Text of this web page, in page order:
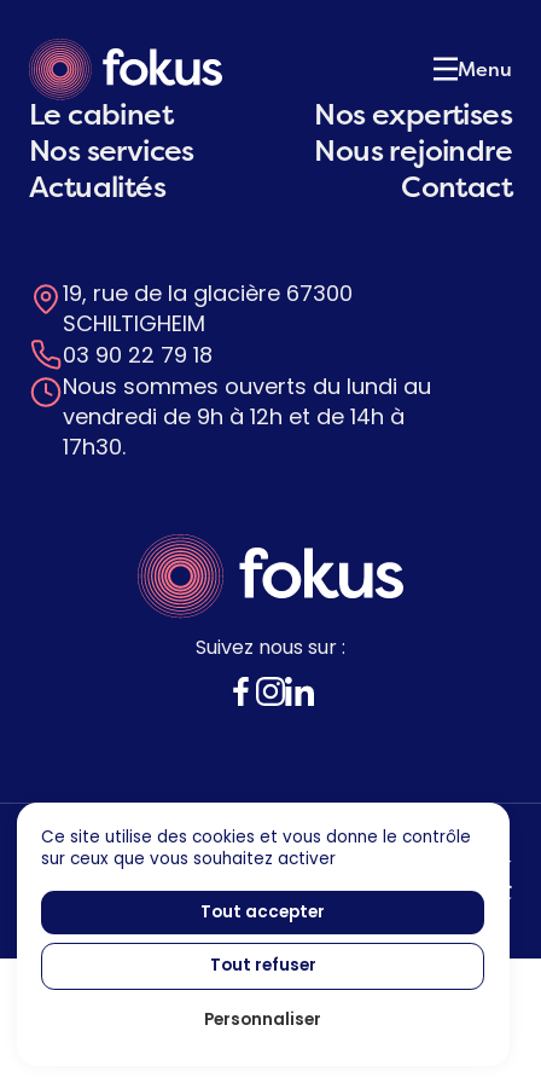
Menu
02Notre équipe
03Nos expertises
04Nos services
05 Actualités
Contactez-nous
Suivez nous sur :
19, rue de la glacière 67300
SCHILTIGHEIM
03 90 22 79 18
Nous sommes ouverts du lundi au
vendredi de 9h à 12h et de 14h à
17h30.
Le cabinet
Nos expertises
Nos services
Nous rejoindre
Actualités
Contact
Mentions legales
Politique de confidentialité
Ce site utilise des cookies et vous donne le contrôle
sur ceux que vous souhaitez activer
Tout accepter
Tout refuser
Personnaliser